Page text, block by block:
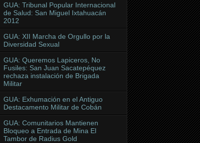
GUA: Tribunal Popular Internacional
de Salud: San Miguel Ixtahuacán
2012
GUA: XII Marcha de Orgullo por la
Diversidad Sexual
GUA: Queremos Lapiceros, No
Fusiles: San Juan Sacatepéquez
rechaza instalación de Brigada
Militar
GUA: Exhumación en el Antiguo
Destacamento Militar de Cobán
GUA: Comunitarios Mantienen
Bloqueo a Entrada de Mina El
Tambor de Radius Gold